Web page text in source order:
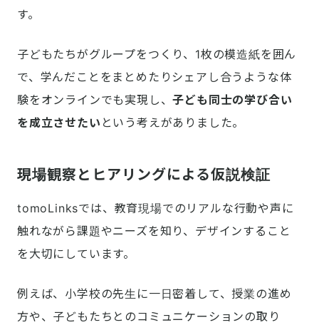
す。
子どもたちがグループをつくり、1枚の模造紙を囲ん
で、学んだことをまとめたりシェアし合うような体
験をオンラインでも実現し、子ども同士の学び合い
を成立させたい という考えがありました。
現場観察とヒアリングによる仮説検証
tomoLinksでは、教育現場でのリアルな行動や声に
触れながら課題やニーズを知り、デザインすること
を大切にしています。
例えば、小学校の先生に一日密着して、授業の進め
方や、子どもたちとのコミュニケーションの取り